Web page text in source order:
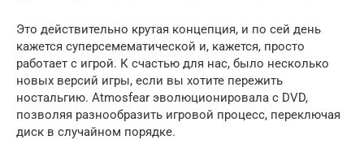
Это действительно крутая концепция, и по сей день
кажется суперсемематической и, кажется, просто
работает с игрой. К счастью для нас, было несколько
новых версий игры, если вы хотите пережить
ностальгию. Atmosfear эволюционировала с DVD,
позволяя разнообразить игровой процесс, переключая
диск в случайном порядке.